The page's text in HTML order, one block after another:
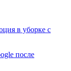
в уборке с
после